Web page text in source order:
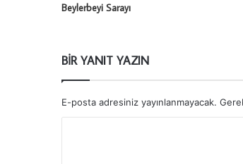
Beylerbeyi Sarayı
BIR YANIT YAZIN
E-posta adresiniz yayınlanmayacak.